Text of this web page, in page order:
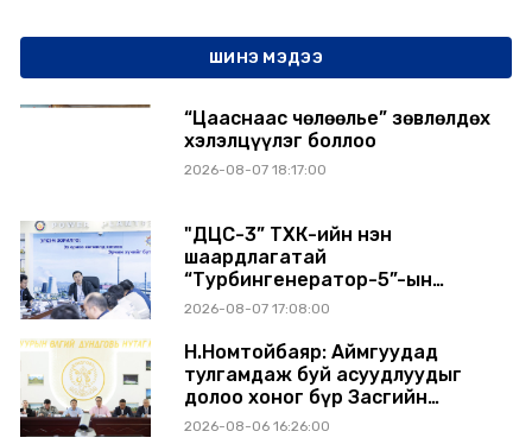
ШИНЭ МЭДЭЭ
“Цааснаас чөлөөлье” зөвлөлдөх
хэлэлцүүлэг боллоо
2026-08-07 18:17:00
"ДЦС-3” ТӨХК-ийн нэн
шаардлагатай
“Турбингенератор-5”-ын
шинэчлэлийн төсвийг
2026-08-07 17:08:00
Н.Номтойбаяр: Аймгуудад
тулгамдаж буй асуудлуудыг
долоо хоног бүр Засгийн
газрын хуралдаанд
2026-08-06 16:26:00